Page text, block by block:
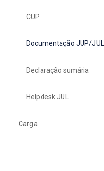
CUP
Documentação JUP/JUL
Declaração sumária
Helpdesk JUL
Carga